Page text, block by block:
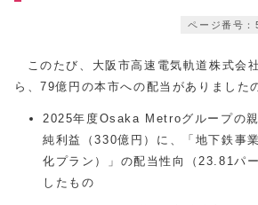
ページ番号：
このたび、大阪市高速電気軌道株式会
ら、79億円の本市への配当がありました
2025年度Osaka Metroグループの
純利益（330億円）に、「地下鉄事
化プラン）」の配当性向（23.81パ
したもの